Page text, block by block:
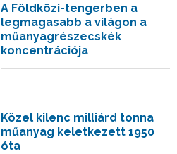
A Földközi-tengerben a
legmagasabb a világon a
műanyagrészecskék
koncentrációja
Közel kilenc milliárd tonna
műanyag keletkezett 1950
óta